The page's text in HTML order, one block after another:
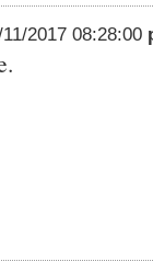
2017 08:28:00